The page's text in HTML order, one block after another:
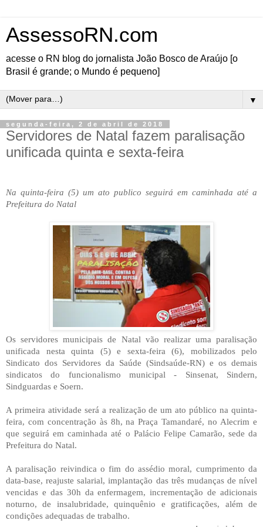
AssessoRN.com
acesse o RN blog do jornalista João Bosco de Araújo [o
Brasil é grande; o Mundo é pequeno]
▼
segunda-feira, 2 de abril de 2018
Servidores de Natal fazem paralisação
unificada quinta e sexta-feira
Na quinta-feira (5) um ato publico seguirá em caminhada até a
Prefeitura do Natal
Os servidores municipais de Natal vão realizar uma paralisação
unificada nesta quinta (5) e sexta-feira (6), mobilizados pelo
Sindicato dos Servidores da Saúde (Sindsaúde-RN) e os demais
sindicatos do funcionalismo municipal - Sinsenat, Sindern,
Sindguardas e Soern.
A primeira atividade será a realização de um ato público na quinta-
feira, com concentração às 8h, na Praça Tamandaré, no Alecrim e
que seguirá em caminhada até o Palácio Felipe Camarão, sede da
Prefeitura do Natal.
A paralisação reivindica o fim do assédio moral, cumprimento da
data-base, reajuste salarial, implantação das três mudanças de nível
vencidas e das 30h da enfermagem, incrementação de adicionais
noturno, de insalubridade, quinquênio e gratificações, além de
condições adequadas de trabalho.